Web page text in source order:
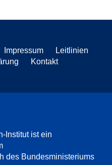
Impressum
Leitlinien
Kontakt
Institut ist ein
des Bundesministeriums